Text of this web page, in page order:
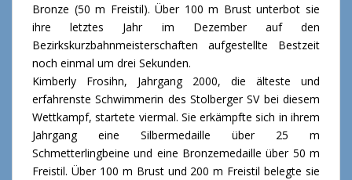
Bronze (50 m Freistil). Über 100 m Brust unterbot sie
ihre letztes Jahr im Dezember auf den
Bezirkskurzbahnmeisterschaften aufgestellte Bestzeit
noch einmal um drei Sekunden.
Kimberly Frosihn, Jahrgang 2000, die älteste und
erfahrenste Schwimmerin des Stolberger SV bei diesem
Wettkampf, startete viermal. Sie erkämpfte sich in ihrem
Jahrgang eine Silbermedaille über 25 m
Schmetterlingbeine und eine Bronzemedaille über 50 m
Freistil. Über 100 m Brust und 200 m Freistil belegte sie